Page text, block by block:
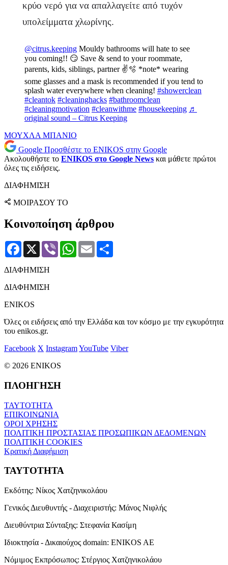
κρύο νερό για να απαλλαγείτε από τυχόν
υπολείμματα χλωρίνης.
@citrus.keeping Mouldy bathrooms will hate to see
you coming!! 😏 Save & send to your roommate,
parents, kids, siblings, partner ✌️🫧 *note* wearing
some glasses and a mask is recommended if you tend to
splash water everywhere when cleaning! #showerclean
#cleantok #cleaninghacks #bathroomclean
#cleaningmotivation #cleanwithme #housekeeping ♬
original sound – Citrus Keeping
ΜΟΥΧΛΑ ΜΠΑΝΙΟ
Google Προσθέστε το ENIKOS στην Google
Ακολουθήστε το ENIKOS στο Google News και μάθετε πρώτοι
όλες τις ειδήσεις.
ΔΙΑΦΗΜΙΣΗ
ΜΟΙΡΑΣΟΥ ΤΟ
Κοινοποίηση άρθρου
Facebook
X Viber WhatsApp
Email
ΔΙΑΦΗΜΙΣΗ
ΔΙΑΦΗΜΙΣΗ
ENIKOS
Όλες οι ειδήσεις από την Ελλάδα και τον κόσμο με την εγκυρότητα
του enikos.gr.
Facebook X InstagramYouTube Viber
© 2026 ENIKOS
ΠΛΟΗΓΗΣΗ
ΤΑΥΤΟΤΗΤΑ
ΕΠΙΚΟΙΝΩΝΙΑ
ΟΡΟΙ ΧΡΗΣΗΣ
ΠΟΛΙΤΙΚΗ ΠΡΟΣΤΑΣΙΑΣ ΠΡΟΣΩΠΙΚΩΝ ΔΕΔΟΜΕΝΩΝ
ΠΟΛΙΤΙΚΗ COOKIES
Κρατική Διαφήμιση
ΤΑΥΤΟΤΗΤΑ
Εκδότης: Νίκος Χατζηνικολάου
Γενικός Διευθυντής - Διαχειριστής: Μάνος Νιφλής
Διευθύντρια Σύνταξης: Στεφανία Κασίμη
Ιδιοκτησία - Δικαιούχος domain: ENIKOS AE
Νόμιμος Εκπρόσωπος: Στέργιος Χατζηνικολάου